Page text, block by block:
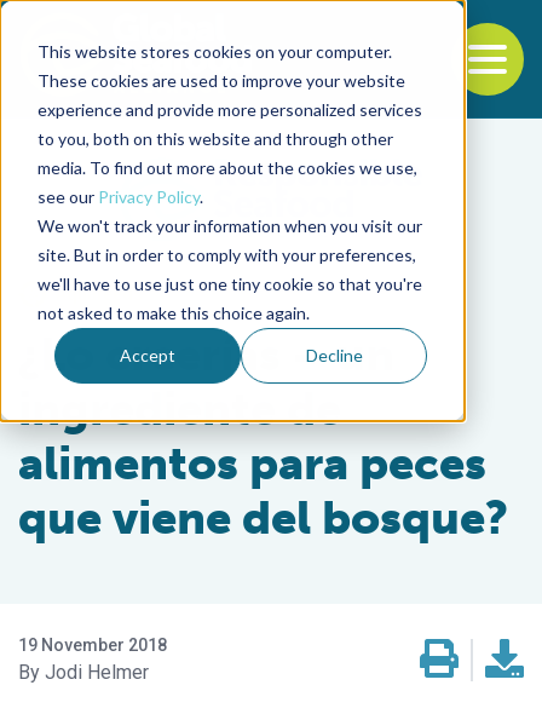
This website stores cookies on your computer.
These cookies are used to improve your website
experience and provide more personalized services
to you, both on this website and through other
media. To find out more about the cookies we use,
see our Privacy Policy.
We won't track your information when you visit our
site. But in order to comply with your preferences,
we'll have to use just one tiny cookie so that you're
not asked to make this choice again.
Accept Decline
Back to the start of the nav
Jump to the end of the navigation
Aquafeeds
¿Lo creerías – un
ingrediente de
alimentos para peces
que viene del bosque?
19 November 2018
Jodi Helmer